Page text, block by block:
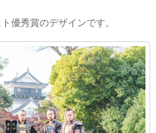
優秀賞のデザインです。